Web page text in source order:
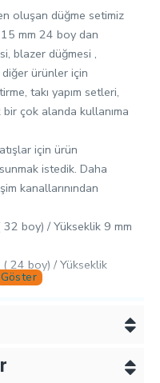
oluşan düğme setimiz
mm 24 boy dan
blazer düğmesi ,
ürünler için
takı yapım setleri,
çok alanda kullanıma
için ürün
istedik. Daha
kanallarınından
boy) / Yükseklik 9 mm
24 boy) / Yükseklik